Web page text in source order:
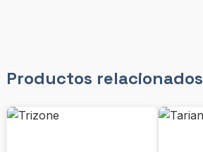
Productos relacionados